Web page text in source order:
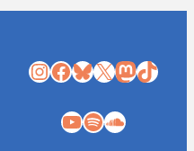
InstagramFacebook Bluesky X Mastodon TikTok
YouTube Spotify SoundCloud